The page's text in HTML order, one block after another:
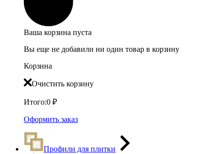
Ваша корзина пуста
Вы еще не добавили ни один товар в корзину
Корзина
Очистить корзину
Итого:0 ₽
Оформить заказ
Профили для плитки